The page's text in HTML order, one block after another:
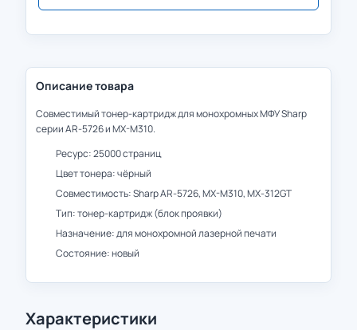
Описание товара
Совместимый тонер-картридж для монохромных МФУ Sharp
серии AR-5726 и MX-M310.
Ресурс: 25000 страниц
Цвет тонера: чёрный
Совместимость: Sharp AR-5726, MX-M310, MX-312GT
Тип: тонер-картридж (блок проявки)
Назначение: для монохромной лазерной печати
Состояние: новый
Характеристики